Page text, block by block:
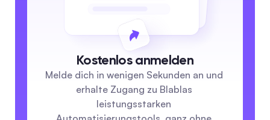
Kostenlos anmelden
Melde dich in wenigen Sekunden an und
erhalte Zugang zu Blablas
leistungsstarken